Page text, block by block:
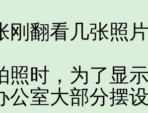
看几张照片
，为了显示
公室大部分摆